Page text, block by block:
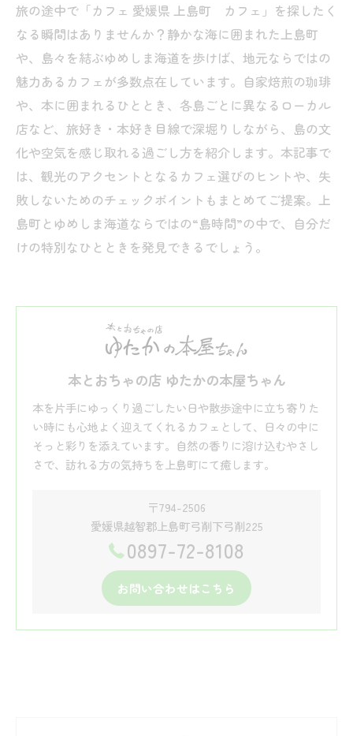
旅の途中で「カフェ 愛媛県 上島町 カフェ」を探したく
なる瞬間はありませんか？静かな海に囲まれた上島町
や、島々を結ぶゆめしま海道を歩けば、地元ならではの
魅力あるカフェが多数点在しています。自家焙煎の珈琲
や、本に囲まれるひととき、各島ごとに異なるローカル
店など、旅好き・本好き目線で深堀りしながら、島の文
化や空気を感じ取れる過ごし方を紹介します。本記事で
は、観光のアクセントとなるカフェ選びのヒントや、失
敗しないためのチェックポイントもまとめてご提案。上
島町とゆめしま海道ならではの“島時間”の中で、自分だ
けの特別なひとときを発見できるでしょう。
本とおちゃの店 ゆたかの本屋ちゃん
本を片手にゆっくり過ごしたい日や散歩途中に立ち寄りた
い時にも心地よく迎えてくれるカフェとして、日々の中に
そっと彩りを添えています。自然の香りに溶け込むやさし
さで、訪れる方の気持ちを上島町にて癒します。
〒794-2506
愛媛県越智郡上島町弓削下弓削225
0897-72-8108
お問い合わせはこちら